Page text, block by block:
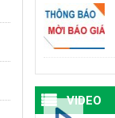
VIDEO